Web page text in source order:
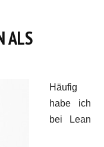
ALS
Häufig
habe ich
bei Lean